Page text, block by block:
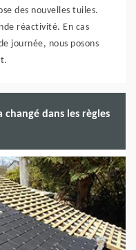
des nouvelles tuiles.
réactivité. En cas
journée, nous posons
changé dans les règles